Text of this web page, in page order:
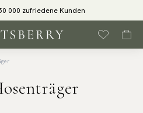
000 zufriedene Kunden